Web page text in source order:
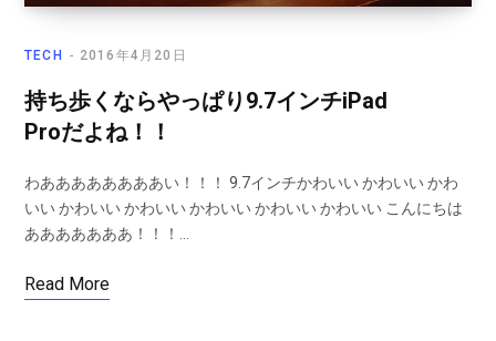
TECH 2016年4月20日
持ち歩くならやっぱり9.7インチiPad
Proだよね！！
わああああああああい！！！ 9.7インチかわいい かわいい かわ
いい かわいい かわいい かわいい かわいい かわいい こんにちは
あああああああ！！！…
Read More